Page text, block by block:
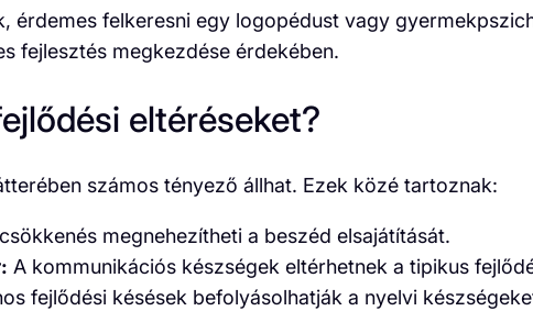
érdemes felkeresni egy logopédust vagy
fejlesztés megkezdése érdekében.
eltéréseket?
számos tényező állhat. Ezek közé tartoznak:
megnehezítheti a beszéd elsajátítását.
A kommunikációs készségek eltérhetnek a tipikus
fejlődési késések befolyásolhatják a nyelvi